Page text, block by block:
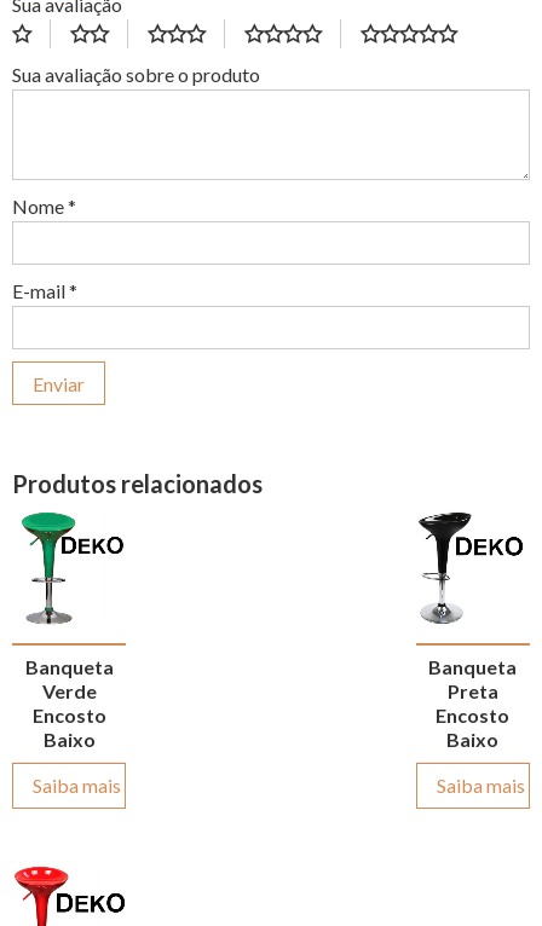
Sua avaliação sobre o produto
Nome*
E-mail*
Produtos relacionados
Banqueta
Verde
Encosto
Baixo
Saiba mais
Banqueta
Preta
Encosto
Baixo
Saiba mais